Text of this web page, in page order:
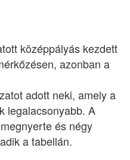
középpályás kezdett
azonban a
adott neki, amely a
legalacsonyabb. A
és négy
a tabellán.